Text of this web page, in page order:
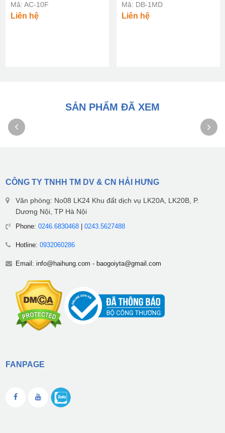
Mã: AC-10F
Liên hệ
Mã: DB-1MD
Liên hệ
SẢN PHẨM ĐÃ XEM
CÔNG TY TNHH TM DV & CN HẢI HƯNG
Văn phòng: No08 LK24 Khu đất dịch vụ LK20A, LK20B, P.
Dương Nội, TP Hà Nội
Phone: 0246.6830468| 0243.5627488
Hotline: 0932060286
Email: info@haihung.com - baogoiyta@gmail.com
FANPAGE